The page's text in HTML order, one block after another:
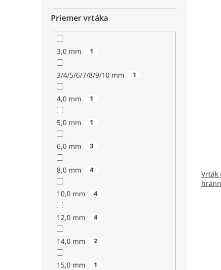
Priemer vrtáka
3,0 mm 1
3/4/5/6/7/8/9/10 mm 1
4,0 mm 1
5,0 mm 1
6,0 mm 3
8,0 mm 4
10,0 mm 4
12,0 mm 4
14,0 mm 2
15,0 mm 1
Vrták